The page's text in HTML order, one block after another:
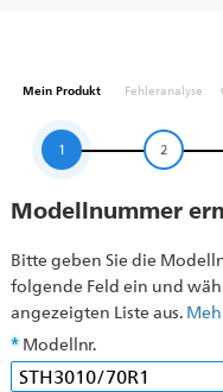
Mein Produkt
1
Fehleranalyse
2
Modellnummer
Bitte geben Sie die
folgende Feld ein und
angezeigten Liste aus.
Modellnr.